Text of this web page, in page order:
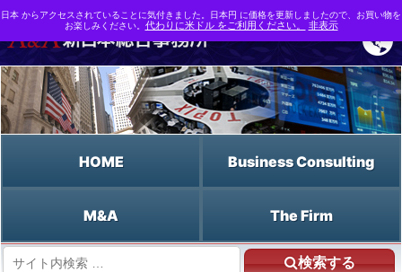
HOME Business Consulting
M&A The Firm
検索する
日本 からアクセスされていることに気付きました。日本円 に価格を更新しましたので、お買い物を
お楽しみください。 代わりに米ドル をご利用ください。 非表示